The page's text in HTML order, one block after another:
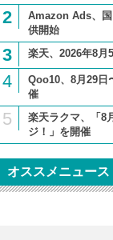
2
Amazon Ads、
供開始
3 楽天、2026年8
4
Qoo10、8月29日
催
5
楽天ラクマ、「8
ジ！」を開催
オススメニュース